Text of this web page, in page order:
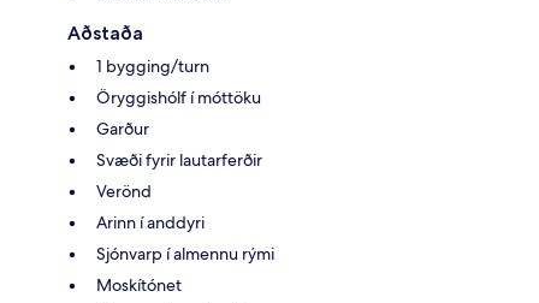
Aðstaða
1 bygging/turn
Öryggishólf í móttöku
Garður
Svæði fyrir lautarferðir
Verönd
Arinn í anddyri
Sjónvarp í almennu rými
Moskítónet